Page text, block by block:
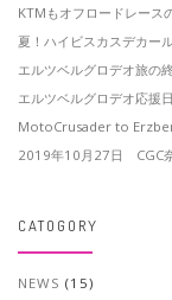
KTMもオフロードレース
夏！ハイビスカスデカー
エルツベルグロデオ旅の
エルツベルグロデオ応援
MotoCrusader to
2019年10月27日 CGC
CATOGORY
NEWS (15)